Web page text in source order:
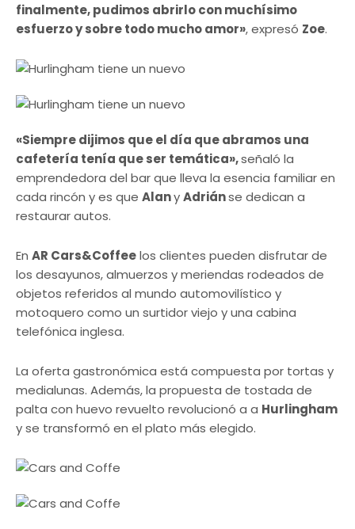
finalmente, pudimos abrirlo con muchísimo
esfuerzo y sobre todo mucho amor», expresó Zoe.
«Siempre dijimos que el día que abramos una
cafetería tenía que ser temática»,señaló la
emprendedora del bar que lleva la esencia familiar en
cada rincón y es que AlanyAdriánse dedican a
restaurar autos.
En AR Cars&Coffeelos clientes pueden disfrutar de
los desayunos, almuerzos y meriendas rodeados de
objetos referidos al mundo automovilístico y
motoquero como un surtidor viejo y una cabina
telefónica inglesa.
La oferta gastronómica está compuesta por tortas y
medialunas. Además, la propuesta de tostada de
palta con huevo revuelto revolucionó a a Hurlingham
y se transformó en el plato más elegido.